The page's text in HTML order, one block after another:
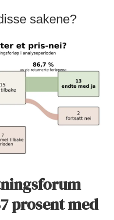
sakene?
prosent med